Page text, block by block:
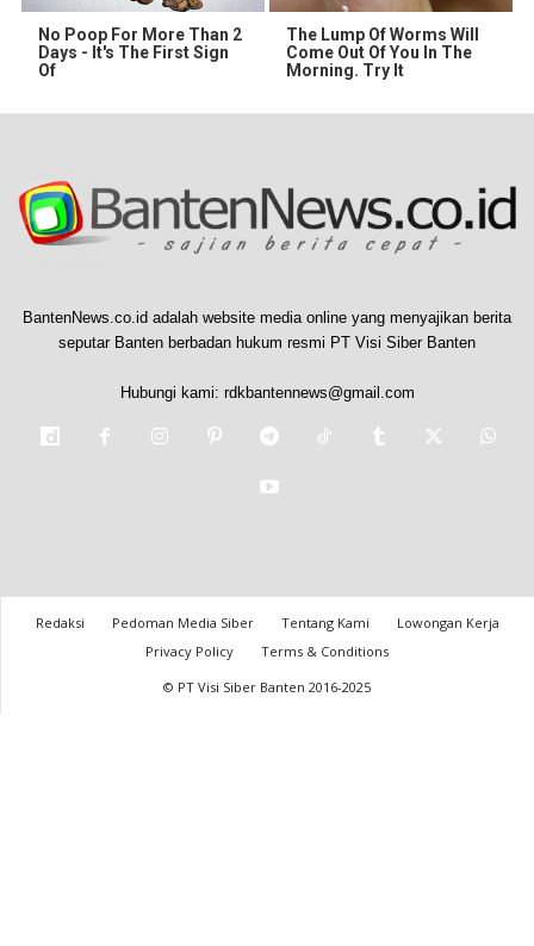
No Poop For More Than 2
Days - It's The First Sign
Of
The Lump Of Worms Will
Come Out Of You In The
Morning. Try It
BantenNews.co.id adalah website media online yang menyajikan berita
seputar Banten berbadan hukum resmi PT Visi Siber Banten
Hubungi kami: rdkbantennews@gmail.com
Redaksi Pedoman Media Siber Tentang Kami
Lowongan Kerja
Privacy Policy
Terms & Conditions
© PT Visi Siber Banten 2016-2025